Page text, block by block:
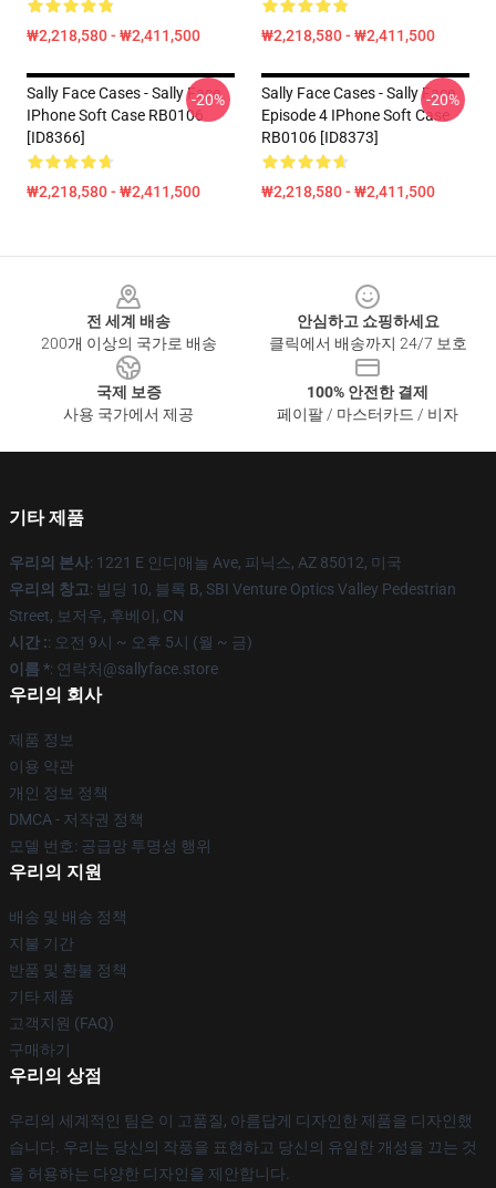
₩2,218,580 - ₩2,411,500 ₩2,218,580 - ₩2,411,500
Sally Face Cases - Sally Face
IPhone Soft Case RB0106
[ID8366]
₩2,218,580 - ₩2,411,500
-20%
Sally Face Cases - Sally Face
Episode 4 IPhone Soft Case
RB0106 [ID8373]
₩2,218,580 - ₩2,411,500
-20%
전 세계 배송
200개 이상의 국가로 배송
안심하고 쇼핑하세요
클릭에서 배송까지 24/7 보호
국제 보증
사용 국가에서 제공
100% 안전한 결제
페이팔 / 마스터카드 / 비자
기타 제품
우리의 본사: 1221 E 인디애놀 Ave, 피닉스, AZ 85012, 미국
우리의 창고: 빌딩 10, 블록 B, SBI Venture Optics Valley Pedestrian
Street, 보저우, 후베이, CN
시간 :: 오전 9시 ~ 오후 5시 (월 ~ 금)
이름 *: 연락처@sallyface.store
우리의 회사
제품 정보
이용 약관
개인 정보 정책
DMCA - 저작권 정책
모델 번호: 공급망 투명성 행위
우리의 지원
배송 및 배송 정책
지불 기간
반품 및 환불 정책
기타 제품
고객지원 (FAQ)
구매하기
우리의 상점
우리의 세계적인 팀은 이 고품질, 아름답게 디자인한 제품을 디자인했
습니다. 우리는 당신의 작풍을 표현하고 당신의 유일한 개성을 끄는 것
을 허용하는 다양한 디자인을 제안합니다.